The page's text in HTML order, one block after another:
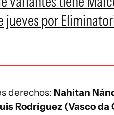
jueves por
derechos: Nahitan
Rodríguez (Vasco da